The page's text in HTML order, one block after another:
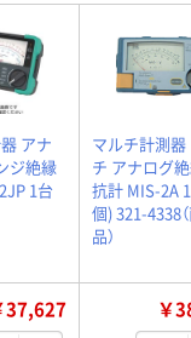
アナ
ジ絶縁
1台
マルチ計測器
チ アナログ
抗計 MIS-2A
個) 321-4338
品）
37,627 ￥